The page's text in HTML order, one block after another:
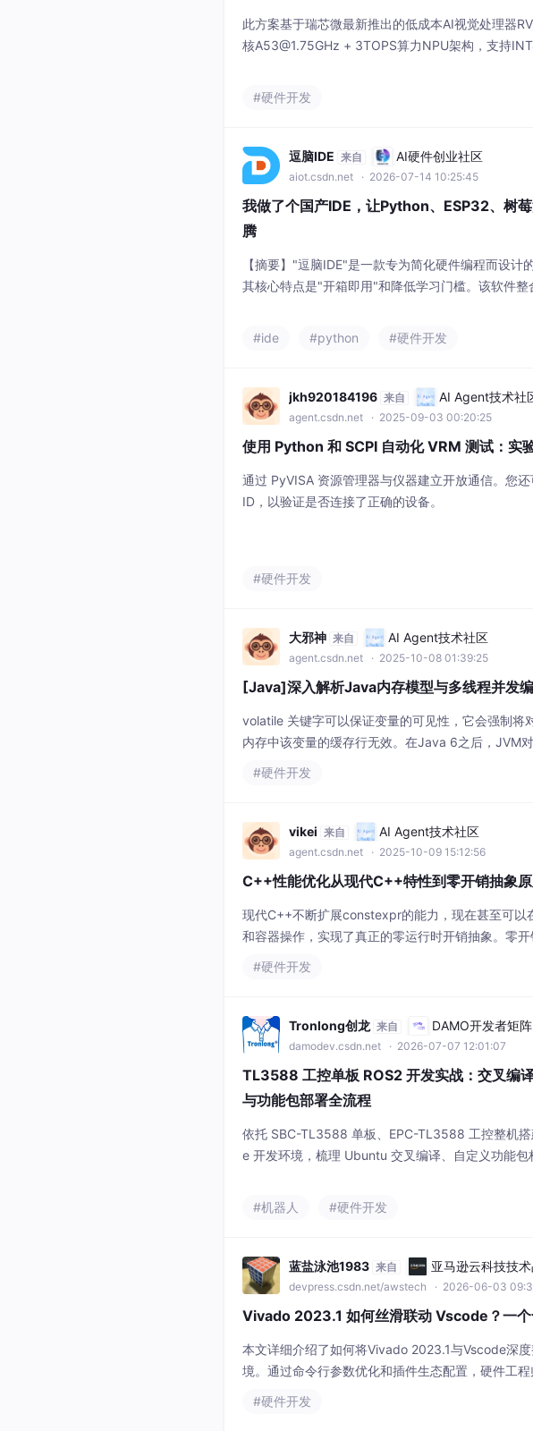
此方案基于瑞芯微最新推出的低成本AI视觉处理器
核A53@1.75GHz + 3TOPS算力NPU架构，支持
#硬件开发
逗脑IDE 来自 AI硬件创业社区
aiot.csdn.net · 2026-07-14 10:25:45
我做了个国产IDE，让Python、ESP32、树
腾
【摘要】"逗脑IDE"是一款专为简化硬件编程而设计
其核心特点是"开箱即用"和降低学习门槛。该软件整
块，同时集成Python/C++教程和硬件开发课件，支
#ide #python #硬件开发
jkh920184196 来自 AI Agent技术社
agent.csdn.net · 2025-09-03 00:20:25
使用 Python 和 SCPI 自动化 VRM 测试：实
通过 PyVISA 资源管理器与仪器建立开放通信。您
ID，以验证是否连接了正确的设备。
#硬件开发
大邪神 来自 AI Agent技术社区
agent.csdn.net · 2025-10-08 01:39:25
[Java]深入解析Java内存模型与多线程并发
volatile 关键字可以保证变量的可见性，它会强制将
内存中该变量的缓存行无效。在Java 6之后，JVM
#硬件开发
vikei 来自 AI Agent技术社区
agent.csdn.net · 2025-10-09 15:12:56
C++性能优化从现代C++特性到零开销抽象
现代C++不断扩展constexpr的能力，现在甚至可以
和容器操作，实现了真正的零运行时开销抽象。零
#硬件开发
Tronlong创龙 来自 DAMO开发者矩阵
damodev.csdn.net · 2026-07-07 12:01:07
TL3588 工控单板 ROS2 开发实战：交叉编
与功能包部署全流程
依托 SBC-TL3588 单板、EPC-TL3588 工控整机
e 开发环境，梳理 Ubuntu 交叉编译、自定义功能包
记录代码编译、消息交互、设备调试命令，适配嵌入
#机器人 #硬件开发
蓝盐泳池1983 来自 亚马逊云科技技
devpress.csdn.net/awstech · 2026-06-03
Vivado 2023.1 如何丝滑联动 Vscode？一
本文详细介绍了如何将Vivado 2023.1与Vscode深
境。通过命令行参数优化和插件生态配置，硬件工
#硬件开发